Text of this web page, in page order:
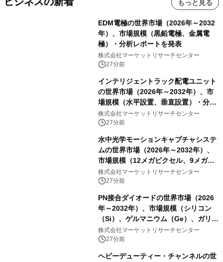
もっと見る
EDM電極の世界市場（2026年～2032
年）、市場規模（黒鉛電極、金属電
極）・分析レポートを発表
株式会社マーケットリサーチセンター
27分前
インテリジェントラック配電ユニット
の世界市場（2026年～2032年）、市
場規模（水平設置、垂直設置）・分析
レポートを発表
株式会社マーケットリサーチセンター
27分前
水中光学モーションキャプチャシステ
ムの世界市場（2026年～2032年）、
市場規模（12メガピクセル、9メガピ
クセル、4メガピクセル、2メガピクセ
ル、その他）・分析レポートを発表
株式会社マーケットリサーチセンター
27分前
PN接合ダイオードの世界市場（2026
年～2032年）、市場規模（シリコン
（Si）、ゲルマニウム（Ge）、ガリウ
ムヒ素（GaAs）、炭化ケイ素
（SiC）、窒化ガリウム（GaN））・
株式会社マーケットリサーチセンター
27分前
ヘビーデューティー・チャンネルの世